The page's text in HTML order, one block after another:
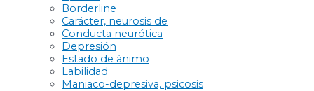
Borderline
Carácter, neurosis de
Conducta neurótica
Depresión
Estado de ánimo
Labilidad
Maniaco-depresiva, psicosis